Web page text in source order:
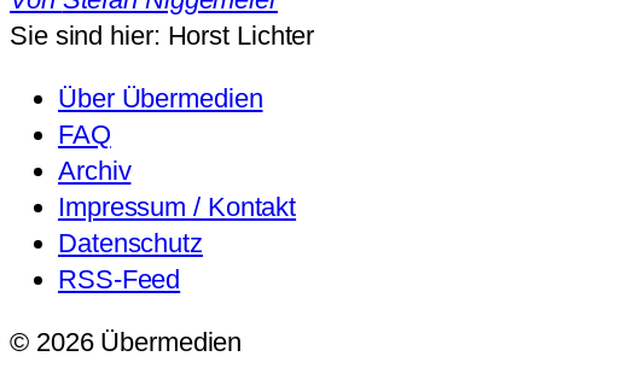
Sie sind hier: Horst Lichter
Über Übermedien
FAQ
Archiv
Impressum / Kontakt
Datenschutz
RSS-Feed
© 2026 Übermedien